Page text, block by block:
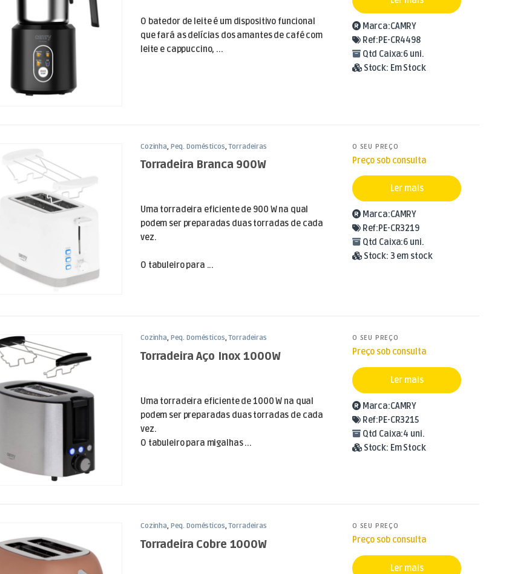
O batedor de leite é um dispositivo funcional
que fará as delícias dos amantes de café com
leite e cappuccino, ...
Marca:CAMRY
Ref:PE-CR4498
Qtd Caixa:6 uni.
Stock: Em Stock
Cozinha, Peq. Domésticos,Torradeiras
Torradeira Branca 900W
Uma torradeira eficiente de 900 W na qual
podem ser preparadas duas torradas de cada
vez.
O tabuleiro para ...
O SEU PREÇO
Preço sob consulta
Ler mais
Marca:CAMRY
Ref:PE-CR3219
Qtd Caixa:6 uni.
Stock: 3 em stock
Cozinha, Peq. Domésticos,Torradeiras
Torradeira Aço Inox 1000W
Uma torradeira eficiente de 1000 W na qual
podem ser preparadas duas torradas de cada
vez.
O tabuleiro para migalhas ...
O SEU PREÇO
Preço sob consulta
Ler mais
Marca:CAMRY
Ref:PE-CR3215
Qtd Caixa:4 uni.
Stock: Em Stock
Cozinha, Peq. Domésticos,Torradeiras
Torradeira Cobre 1000W
O SEU PREÇO
Preço sob consulta
Ler mais